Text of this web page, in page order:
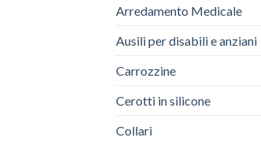
Arredamento Medicale
Ausili per disabili e anziani
Carrozzine
Cerotti in silicone
Collari